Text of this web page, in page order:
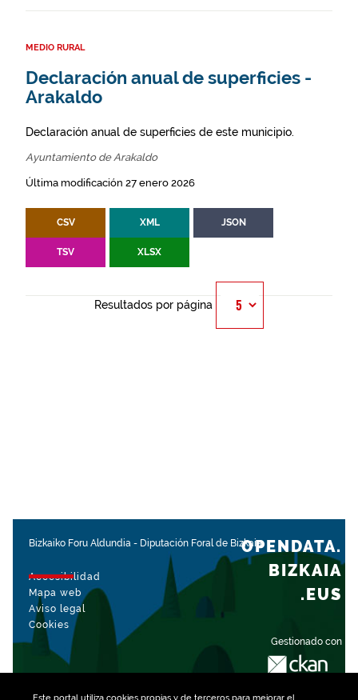
MEDIO RURAL
Declaración anual de superficies -
Arakaldo
Declaración anual de superficies de este municipio.
Ayuntamiento de Arakaldo
Última modificación 27 enero 2026
CSV XML JSON
TSV XLSX
Resultados por página
Bizkaiko Foru Aldundia - Diputación Foral de Bizkaia
Accesibilidad
Mapa web
Aviso legal
Cookies
Gestionado con
OPENDATA.
BIZKAIA
.EUS